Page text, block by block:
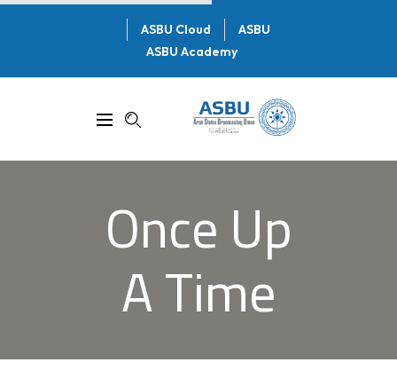
ASBU
ASBU Cloud
ASBU Academy
Once Up
A Time